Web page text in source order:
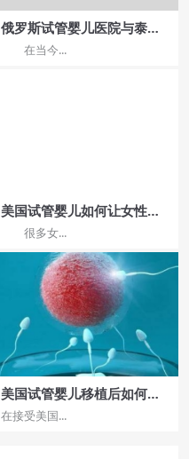
俄罗斯试管婴儿医院与泰国
试管婴儿医院哪家成功率更
高？
在当今...
美国试管婴儿如何让女性真
正实现生殖自由
很多女...
美国试管婴儿移植后如何确
定是否是成功的怀孕？
在接受美国...